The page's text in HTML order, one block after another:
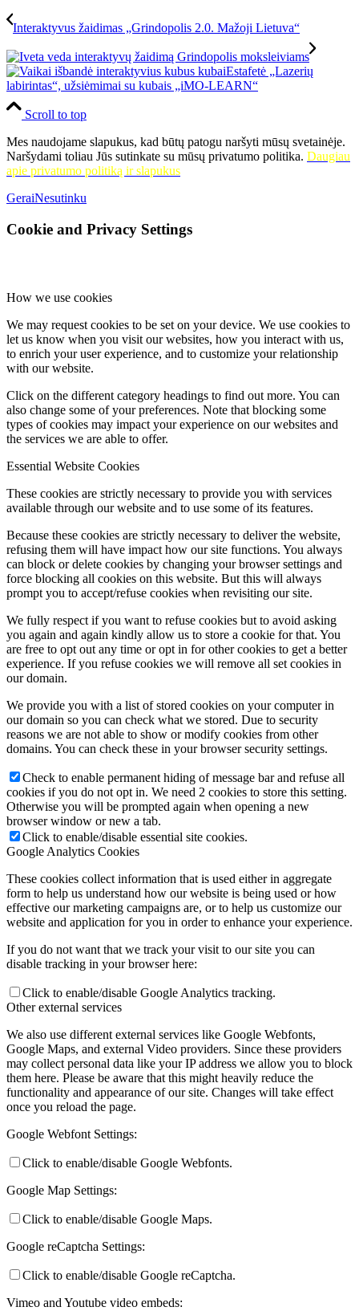
Interaktyvus žaidimas „Grindopolis 2.0. Mažoji Lietuva“
Estafetė „Lazerių
labirintas“, užsiėmimai su kubais „iMO-LEARN“
Scroll to top
Mes naudojame slapukus, kad būtų patogu naršyti mūsų svetainėje.
Naršydami toliau Jūs sutinkate su mūsų privatumo politika. Daugiau
apie privatumo politiką ir slapukus
GeraiNesutinku
Cookie and Privacy Settings
How we use cookies
We may request cookies to be set on your device. We use cookies to
let us know when you visit our websites, how you interact with us,
to enrich your user experience, and to customize your relationship
with our website.
Click on the different category headings to find out more. You can
also change some of your preferences. Note that blocking some
types of cookies may impact your experience on our websites and
the services we are able to offer.
Essential Website Cookies
These cookies are strictly necessary to provide you with services
available through our website and to use some of its features.
Because these cookies are strictly necessary to deliver the website,
refusing them will have impact how our site functions. You always
can block or delete cookies by changing your browser settings and
force blocking all cookies on this website. But this will always
prompt you to accept/refuse cookies when revisiting our site.
We fully respect if you want to refuse cookies but to avoid asking
you again and again kindly allow us to store a cookie for that. You
are free to opt out any time or opt in for other cookies to get a better
experience. If you refuse cookies we will remove all set cookies in
our domain.
We provide you with a list of stored cookies on your computer in
our domain so you can check what we stored. Due to security
reasons we are not able to show or modify cookies from other
domains. You can check these in your browser security settings.
Check to enable permanent hiding of message bar and refuse all
cookies if you do not opt in. We need 2 cookies to store this setting.
Otherwise you will be prompted again when opening a new
browser window or new a tab.
Click to enable/disable essential site cookies.
Google Analytics Cookies
These cookies collect information that is used either in aggregate
form to help us understand how our website is being used or how
effective our marketing campaigns are, or to help us customize our
website and application for you in order to enhance your experience.
If you do not want that we track your visit to our site you can
disable tracking in your browser here:
Click to enable/disable Google Analytics tracking.
Other external services
We also use different external services like Google Webfonts,
Google Maps, and external Video providers. Since these providers
may collect personal data like your IP address we allow you to block
them here. Please be aware that this might heavily reduce the
functionality and appearance of our site. Changes will take effect
once you reload the page.
Google Webfont Settings:
Click to enable/disable Google Webfonts.
Google Map Settings:
Click to enable/disable Google Maps.
Google reCaptcha Settings:
Click to enable/disable Google reCaptcha.
Vimeo and Youtube video embeds: